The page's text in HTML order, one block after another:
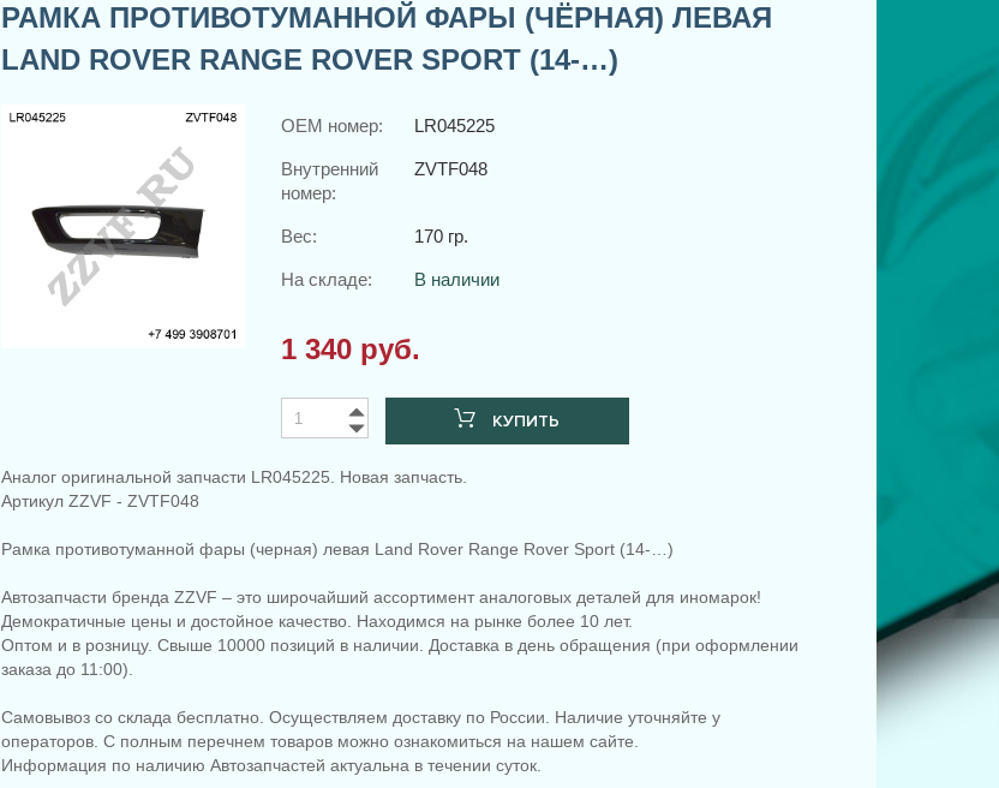
РАМКА ПРОТИВОТУМАННОЙ ФАРЫ (ЧЁРНАЯ) ЛЕВАЯ
LAND ROVER RANGE ROVER SPORT (14-…)
OEM номер: LR045225
Внутренний
номер:
ZVTF048
Вес: 170 гр.
На складе: В наличии
1 340 руб.
КУПИТЬ
Аналог оригинальной запчасти LR045225. Новая запчасть.
Артикул ZZVF - ZVTF048
Рамка противотуманной фары (черная) левая Land Rover Range Rover Sport (14-…)
Автозапчасти бренда ZZVF – это широчайший ассортимент аналоговых деталей для иномарок!
Демократичные цены и достойное качество. Находимся на рынке более 10 лет.
Оптом и в розницу. Свыше 10000 позиций в наличии. Доставка в день обращения (при оформлении
заказа до 11:00).
Самовывоз со склада бесплатно. Осуществляем доставку по России. Наличие уточняйте у
операторов. С полным перечнем товаров можно ознакомиться на нашем сайте.
Информация по наличию Автозапчастей актуальна в течении суток.